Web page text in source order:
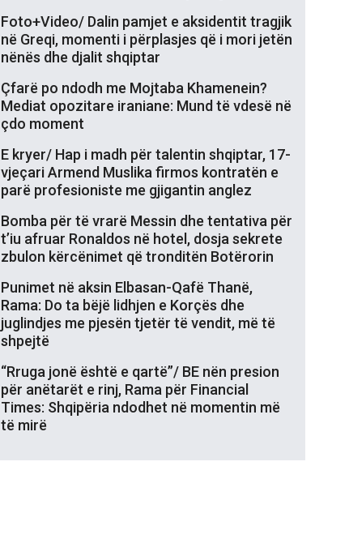
Foto+Video/ Dalin pamjet e aksidentit tragjik
në Greqi, momenti i përplasjes që i mori jetën
nënës dhe djalit shqiptar
Çfarë po ndodh me Mojtaba Khamenein?
Mediat opozitare iraniane: Mund të vdesë në
çdo moment
E kryer/ Hap i madh për talentin shqiptar, 17-
vjeçari Armend Muslika firmos kontratën e
parë profesioniste me gjigantin anglez
Bomba për të vrarë Messin dhe tentativa për
t’iu afruar Ronaldos në hotel, dosja sekrete
zbulon kërcënimet që tronditën Botërorin
Punimet në aksin Elbasan-Qafë Thanë,
Rama: Do ta bëjë lidhjen e Korçës dhe
juglindjes me pjesën tjetër të vendit, më të
shpejtë
“Rruga jonë është e qartë”/ BE nën presion
për anëtarët e rinj, Rama për Financial
Times: Shqipëria ndodhet në momentin më
të mirë